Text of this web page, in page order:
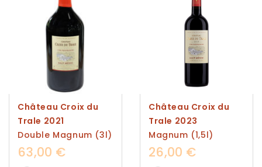
Château Croix du
Trale 2021
Double Magnum (3l)
63,00 €
Château Croix du
Trale 2023
Magnum (1,5l)
26,00 €